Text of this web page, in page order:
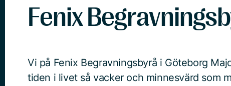
Fenix
Vi på Fenix Begravningsbyrå i Göteborg
tiden i livet så vacker och minnesvärd som